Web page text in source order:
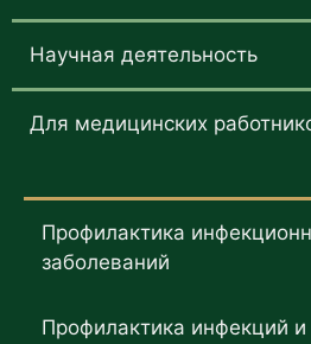
Научная деятельность
Для медицинских
Профилактика
заболеваний
Профилактика инфекций